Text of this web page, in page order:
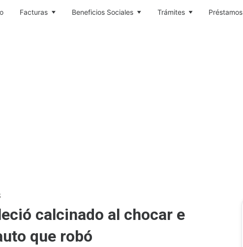
Facturas Beneficios Sociales Trámites Préstamos
calcinado al chocar e
que robó